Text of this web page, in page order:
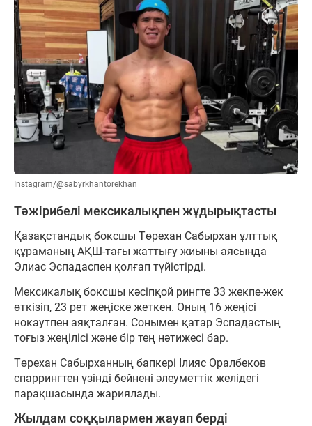
Instagram/@sabyrkhantorekhan
Тәжірибелі мексикалықпен жұдырықтасты
Қазақстандық боксшы Төрехан Сабырхан ұлттық
құраманың АҚШ-тағы жаттығу жиыны аясында
Элиас Эспадаспен қолғап түйістірді.
Мексикалық боксшы кәсіпқой рингте 33 жекпе-жек
өткізіп, 23 рет жеңіске жеткен. Оның 16 жеңісі
нокаутпен аяқталған. Сонымен қатар Эспадастың
тоғыз жеңілісі және бір тең нәтижесі бар.
Төрехан Сабырханның бапкері Ілияс Оралбеков
спаррингтен үзінді бейнені әлеуметтік желідегі
парақшасында жариялады.
Жылдам соққылармен жауап берді